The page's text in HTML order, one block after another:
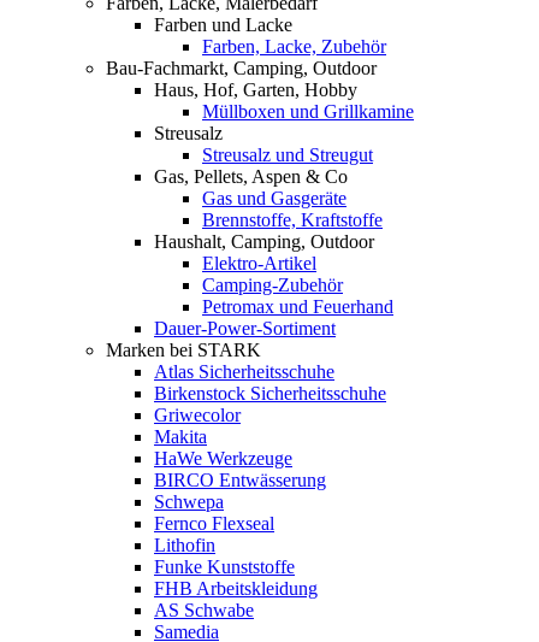
Farben und Lacke
Farben, Lacke, Zubehör
Bau-Fachmarkt, Camping, Outdoor
Haus, Hof, Garten, Hobby
Müllboxen und Grillkamine
Streusalz
Streusalz und Streugut
Gas, Pellets, Aspen & Co
Gas und Gasgeräte
Brennstoffe, Kraftstoffe
Haushalt, Camping, Outdoor
Elektro-Artikel
Camping-Zubehör
Petromax und Feuerhand
Dauer-Power-Sortiment
Marken bei STARK
Atlas Sicherheitsschuhe
Birkenstock Sicherheitsschuhe
Griwecolor
Makita
HaWe Werkzeuge
BIRCO Entwässerung
Schwepa
Fernco Flexseal
Lithofin
Funke Kunststoffe
FHB Arbeitskleidung
AS Schwabe
Samedia